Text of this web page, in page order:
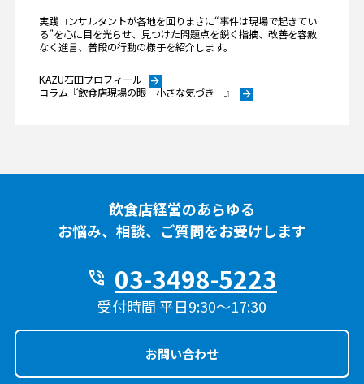
実践コンサルタントが各地を回りまさに“事件は現場で起きてい
る”を心に目を光らせ、見つけた問題点を鋭く指摘、改善を容赦
なく進言、普段の行動の様子を紹介します。
KAZU石田プロフィール arrow_forward
コラム『飲食店現場の眼－小さな気づき－』 arrow_forward
飲食店経営のあらゆる
お悩み、相談、ご質問をお受けします
phone_in_talk 03-3498-5223
受付時間 平日9:30〜17:30
お問い合わせ